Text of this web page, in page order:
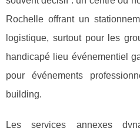
Rochelle offrant un
logistique, surtout pour les
handicapé lieu événementiel
pour événements
building.
Les services annexes